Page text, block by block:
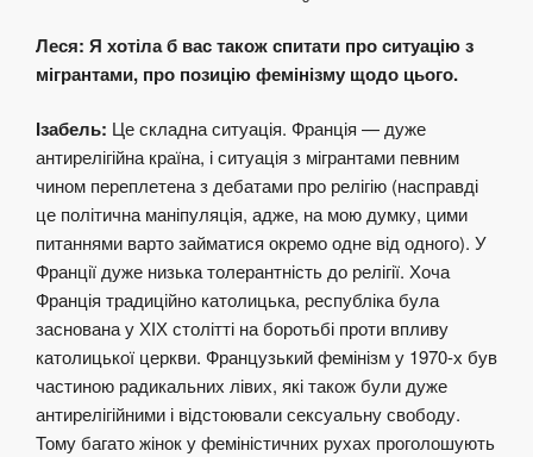
Леся: Я хотіла б вас також спитати про ситуацію з
мігрантами, про позицію фемінізму щодо цього.
Ізабель: Це складна ситуація. Франція — дуже
антирелігійна країна, і ситуація з мігрантами певним
чином переплетена з дебатами про релігію (насправді
це політична маніпуляція, адже, на мою думку, цими
питаннями варто займатися окремо одне від одного). У
Франції дуже низька толерантність до релігії. Хоча
Франція традиційно католицька, республіка була
заснована у ХІХ столітті на боротьбі проти впливу
католицької церкви. Французький фемінізм у 1970-х був
частиною радикальних лівих, які також були дуже
антирелігійними і відстоювали сексуальну свободу.
Тому багато жінок у феміністичних рухах проголошують